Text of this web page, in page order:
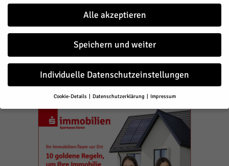
- Anzeige -
Alle akzeptieren
Speichern und weiter
Individuelle Datenschutzeinstellungen
Cookie-Details Datenschutzerklärung Impressum
Datenschutzeinstellungen
Wenn Sie unter 16 Jahre alt sind und Ihre Zustimmung zu freiwilligen
Diensten geben möchten, müssen Sie Ihre Erziehungsberechtigten
Wir verwenden Cookies und andere Technologien auf unserer Website.